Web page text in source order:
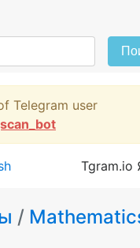
Telegram user
Tgram.io
/